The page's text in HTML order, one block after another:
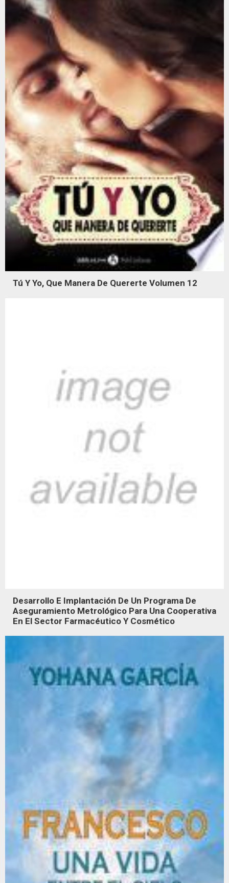
Tú Y Yo, Que Manera De Quererte Volumen 12
Desarrollo E Implantación De Un Programa De
Aseguramiento Metrológico Para Una Cooperativa
En El Sector Farmacéutico Y Cosmético